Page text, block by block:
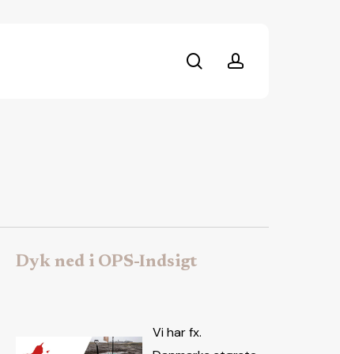
searchaccount
Dyk ned i OPS-Indsigt
Vi har fx.